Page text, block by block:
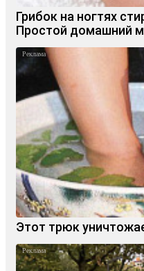
Грибок на ногтях
Простой домашний
Этот трюк